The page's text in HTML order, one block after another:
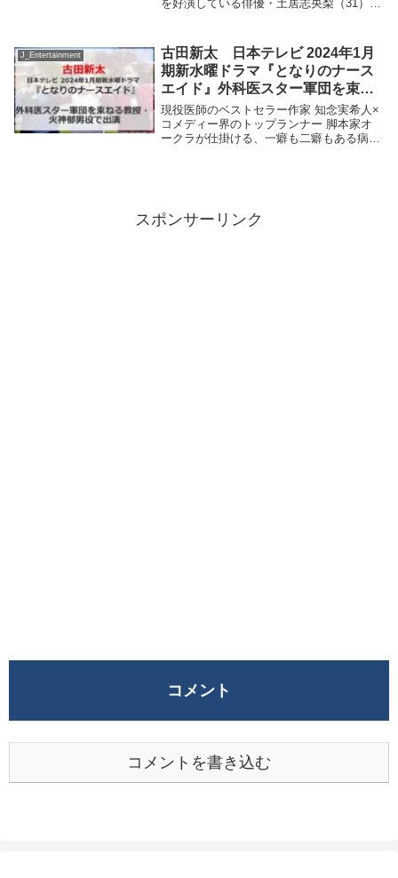
を好演している俳優・土居志央梨（31）が
を明かした。大学の同期でした「虎に翼、
直道...
J_Entertainment
古田新太 日本テレビ 2024年1月
期新水曜ドラマ『となりのナース
エイド』外科医スター軍団を束ね
る教授・火神郁男役で出演。
現役医師のベストセラー作家 知念実希人×
コメディー界のトップランナー 脚本家オ
ークラが仕掛ける、一癖も二癖もある病院
スポンサーリンク
コメント
コメントを書き込む